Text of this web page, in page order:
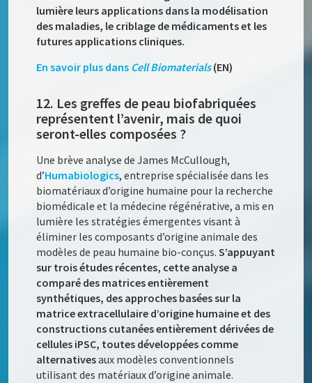
lumière leurs applications dans la modélisation
des maladies, le criblage de médicaments et les
futures applications cliniques.
En savoir plus dans Cell Biomaterials(EN)
12. Les greffes de peau biofabriquées
représentent l’avenir, mais de quoi
seront-elles composées ?
Une brève analyse de James McCullough,
d’Humabiologics, entreprise spécialisée dans les
biomatériaux d’origine humaine pour la recherche
biomédicale et la médecine régénérative, a mis en
lumière les stratégies émergentes visant à
éliminer les composants d’origine animale des
modèles de peau humaine bio-conçus.S’appuyant
sur trois études récentes, cette analyse a
comparé des matrices entièrement
synthétiques, des approches basées sur la
matrice extracellulaire d’origine humaine et des
constructions cutanées entièrement dérivées de
cellules iPSC, toutes développées comme
alternativesaux modèles conventionnels
utilisant des matériaux d’origine animale.